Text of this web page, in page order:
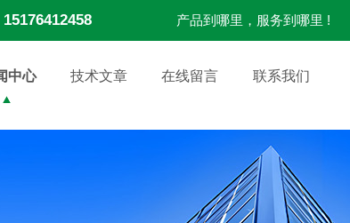
15176412458 产品到哪里，服务到哪里 !
中心 技术文章 在线留言 联系我们